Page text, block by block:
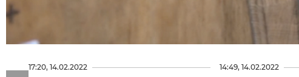
17:20, 14.02.2022 14:49, 14.02.2022